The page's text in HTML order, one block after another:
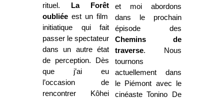
rituel. La Forêt
oubliée est un film
initiatique qui fait
passer le spectateur
dans un autre état
de perception. Dès
que j’ai eu
l’occasion de
rencontrer Kôhei
et moi abordons
dans le prochain
épisode des
Chemins de
traverse. Nous
tournons
actuellement dans
le Piémont avec le
cinéaste Tonino De